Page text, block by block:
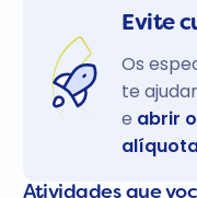
Evite
Os
te
e abrir
Atividades que